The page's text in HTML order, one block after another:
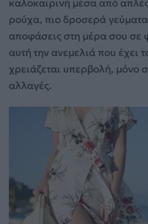
καλοκαιρινή μέσα από
ρούχα, πιο δροσερά
αποφάσεις στη μέρα σου σε
αυτή την ανεμελιά που έχει
χρειάζεται υπερβολή, μόνο
αλλαγές.